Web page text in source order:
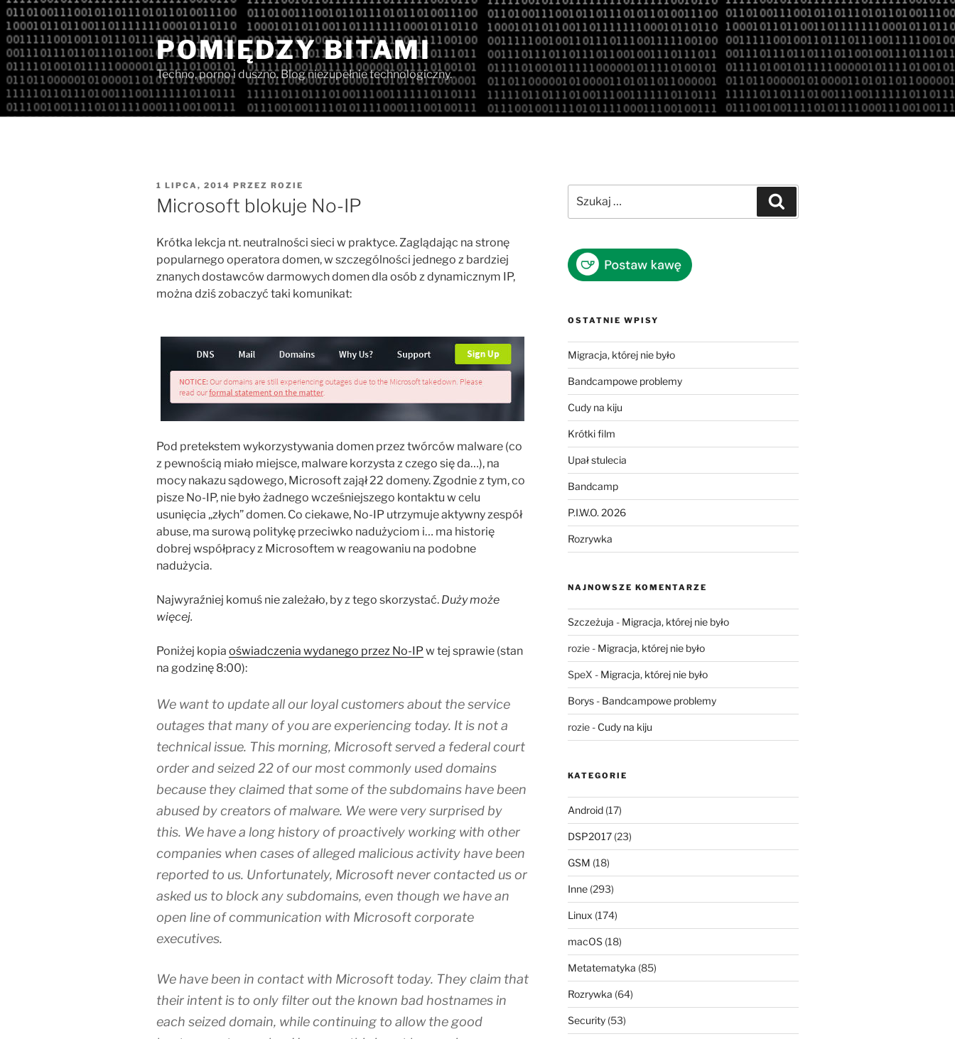
Przejdź
do
treści
POMIĘDZY BITAMI
Techno, porno i duszno. Blog niezupełnie technologiczny.
OPUBLIKOWANE
W
1 LIPCA, 2014 PRZEZ ROZIE
Microsoft blokuje No-IP
Krótka lekcja nt. neutralności sieci w praktyce. Zaglądając na stronę
popularnego operatora domen, w szczególności jednego z bardziej
znanych dostawców darmowych domen dla osób z dynamicznym IP,
można dziś zobaczyć taki komunikat:
Pod pretekstem wykorzystywania domen przez twórców malware (co
z pewnością miało miejsce, malware korzysta z czego się da…), na
mocy nakazu sądowego, Microsoft zajął 22 domeny. Zgodnie z tym, co
pisze No-IP, nie było żadnego wcześniejszego kontaktu w celu
usunięcia „złych” domen. Co ciekawe, No-IP utrzymuje aktywny zespół
abuse, ma surową politykę przeciwko nadużyciom i… ma historię
dobrej współpracy z Microsoftem w reagowaniu na podobne
nadużycia.
Najwyraźniej komuś nie zależało, by z tego skorzystać. Duży może
więcej.
Poniżej kopia oświadczenia wydanego przez No-IPw tej sprawie (stan
na godzinę 8:00):
We want to update all our loyal customers about the service
outages that many of you are experiencing today. It is not a
technical issue. This morning, Microsoft served a federal court
order and seized 22 of our most commonly used domains
because they claimed that some of the subdomains have been
abused by creators of malware. We were very surprised by
this. We have a long history of proactively working with other
companies when cases of alleged malicious activity have been
reported to us. Unfortunately, Microsoft never contacted us or
asked us to block any subdomains, even though we have an
open line of communication with Microsoft corporate
executives.
We have been in contact with Microsoft today. They claim that
their intent is to only filter out the known bad hostnames in
each seized domain, while continuing to allow the good
OSTATNIE WPISY
Migracja, której nie było
Bandcampowe problemy
Cudy na kiju
Krótki film
Upał stulecia
Bandcamp
P.I.W.O. 2026
Rozrywka
NAJNOWSZE KOMENTARZE
Szczeżuja - Migracja, której nie było
rozie- Migracja, której nie było
SpeX - Migracja, której nie było
Borys- Bandcampowe problemy
rozie- Cudy na kiju
KATEGORIE
Android(17)
DSP2017(23)
GSM (18)
Inne(293)
Linux (174)
macOS(18)
Metatematyka (85)
Rozrywka (64)
Security(53)